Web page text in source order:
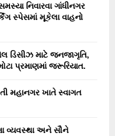
નિવારવા ગાંધીનગર
સ્પેસમાં મૂકેલા વાહનો
ડિસીઝ માટે જનજાગૃતિ,
પ્રમાણમાં જરૂરિયાત.
મહાનગર ખાતે સ્વાગત
વ્યવસ્થા અને સૌને